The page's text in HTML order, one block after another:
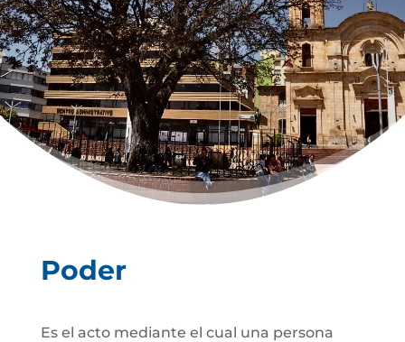
Poder
Es el acto mediante el cual una persona